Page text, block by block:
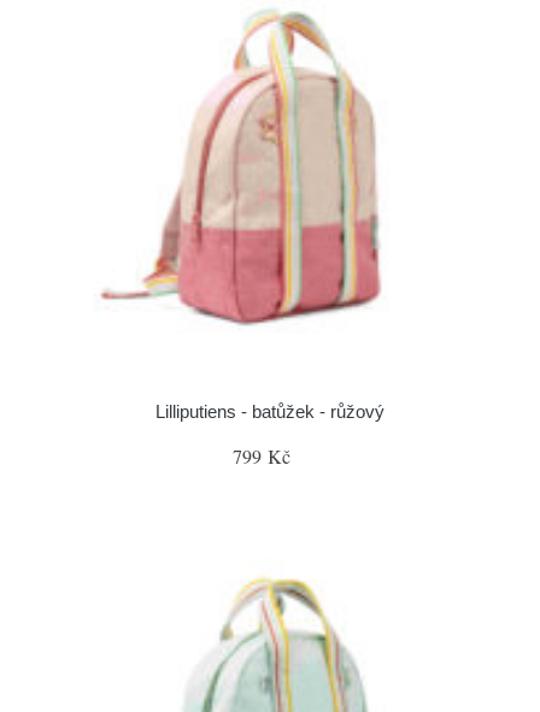
Lilliputiens - batůžek - růžový
799 Kč